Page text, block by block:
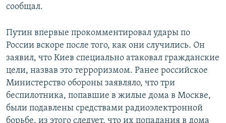
сообщал.
Путин впервые прокомментировал удары по
России вскоре после того, как они случились. Он
заявил, что Киев специально атаковал гражданские
цели, назвав это терроризмом. Ранее российское
Министерство обороны заявляло, что три
беспилотника, попавшие в жилые дома в Москве,
были подавлены средствами радиоэлектронной
борьбе, из этого следует, что их попадания в дома